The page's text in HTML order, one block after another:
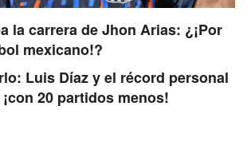
la carrera de Jhon Arias: ¿¡Por
mexicano!?
Luis Díaz y el récord personal
20 partidos menos!